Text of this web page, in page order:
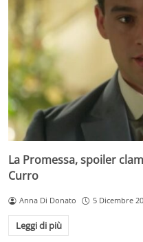
La Promessa, spoiler
Curro
Anna Di Donato 5 Dicembre
Leggi di più